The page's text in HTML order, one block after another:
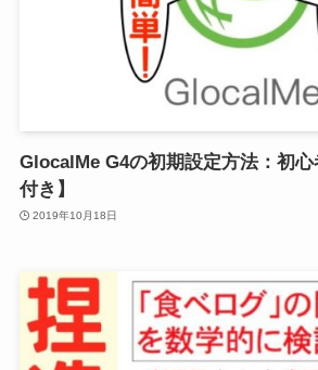
GlocalMe G4の初期設定方法：初
付き】
2019年10月18日